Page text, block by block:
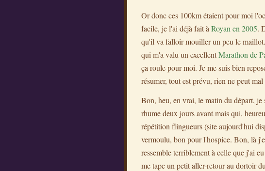
Or donc ces 100km étaient pour moi
facile, je l'ai déjà fait à Royan en 2005.
qu'il va falloir mouiller un peu le
qui m'a valu un excellentMarathon de
ça roule pour moi. Je me suis bien
résumer, tout est prévu, rien ne peut
Bon, heu, en vrai, le matin du départ,
rhume deux jours avant mais qui,
répétition flingueurs (site aujourd'hui
vermoulu, bon pour l'hospice. Bon, là
ressemble terriblement à celle que j'ai
me tape un petit aller-retour au dortoir